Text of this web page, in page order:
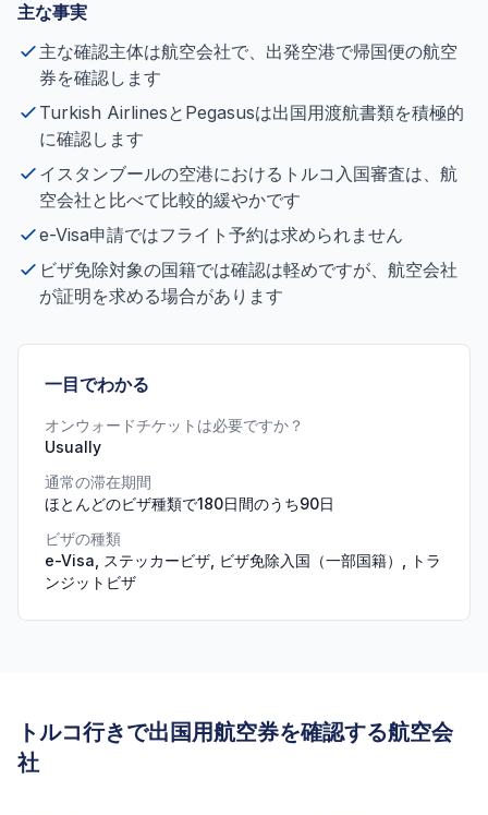
主な事実
主な確認主体は航空会社で、出発空港で帰国便の航空
券を確認します
Turkish AirlinesとPegasusは出国用渡航書類を積極的
に確認します
イスタンブールの空港におけるトルコ入国審査は、航
空会社と比べて比較的緩やかです
e-Visa申請ではフライト予約は求められません
ビザ免除対象の国籍では確認は軽めですが、航空会社
が証明を求める場合があります
一目でわかる
オンウォードチケットは必要ですか？
Usually
通常の滞在期間
ほとんどのビザ種類で180日間のうち90日
ビザの種類
e-Visa, ステッカービザ, ビザ免除入国（一部国籍）, トラ
ンジットビザ
トルコ行きで出国用航空券を確認する航空会
社